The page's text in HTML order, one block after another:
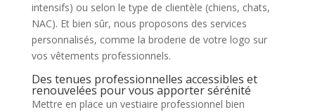
intensifs) ou selon le type de clientèle (chiens, chats,
NAC). Et bien sûr, nous proposons des services
personnalisés, comme la broderie de votre logo sur
vos vêtements professionnels.
Des tenues professionnelles accessibles et
renouvelées pour vous apporter sérénité
Mettre en place un vestiaire professionnel bien